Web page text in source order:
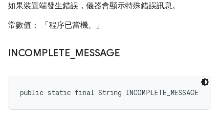
如果裝置端發生錯誤，儀器會顯示特殊錯誤訊息。
常數值： 「程序已當機。」
INCOMPLETE MESSAGE
public static final String INCOMPLETE_MESSAGE